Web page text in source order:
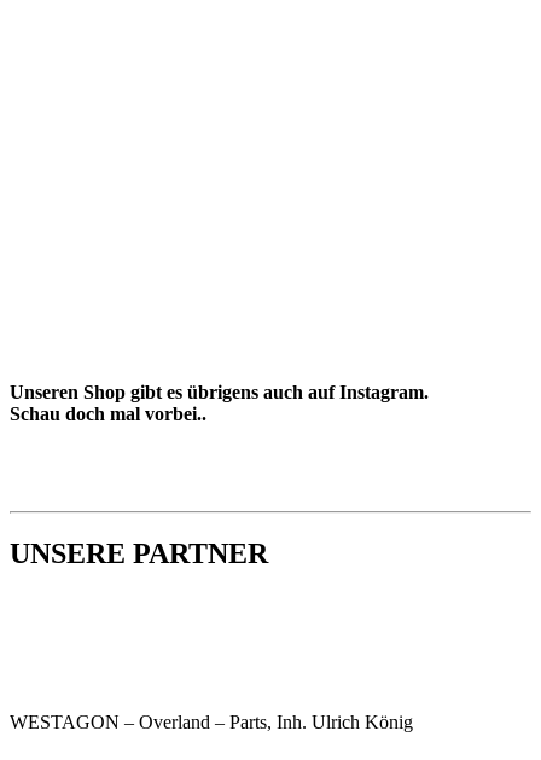
Unseren Shop gibt es übrigens auch auf Instagram.
Schau doch mal vorbei..
UNSERE PARTNER
WESTAGON – Overland – Parts, Inh. Ulrich König